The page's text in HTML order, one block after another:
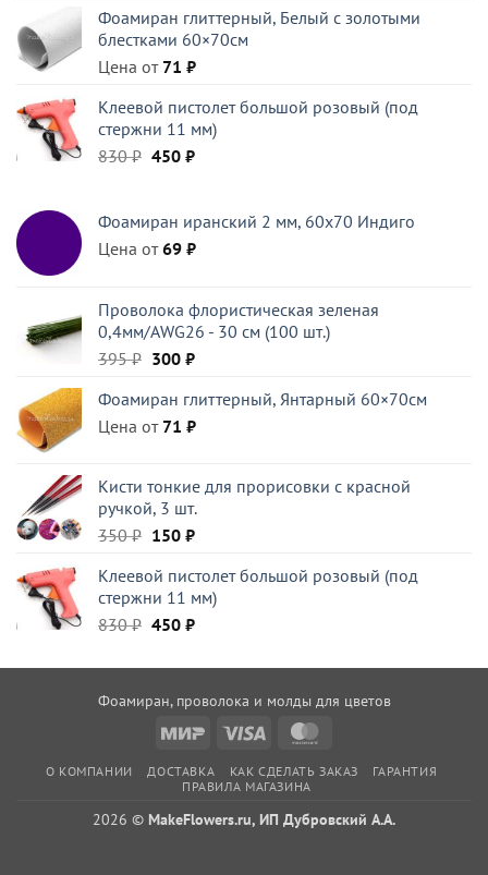
составляла
396 ₽.
355 ₽.
Фоамиран глиттерный, Белый c золотыми
блестками 60×70см
Цена от 71 ₽
Клеевой пистолет большой розовый (под
стержни 11 мм)
830₽ Первоначальная
830 ₽.
450 ₽Текущая
Фоамиран иранский 2 мм, 60х70 Индиго
Цена от69 ₽
Проволока флористическая зеленая
0,4мм/AWG26 - 30 см (100 шт.)
395₽ Первоначальная
составляла
395 ₽.
300 ₽Текущая
300 ₽.
Фоамиран глиттерный, Янтарный 60×70см
Цена от 71 ₽
Кисти тонкие для прорисовки с красной
ручкой, 3 шт.
350₽ Первоначальная
составляла
350 ₽.
150 ₽Текущая
150 ₽.
Клеевой пистолет большой розовый (под
стержни 11 мм)
830₽ Первоначальная
составляла
450 ₽Текущая
450 ₽.
Фоамиран, проволока и молды для цветов
Mir
Visa
О КОМПАНИИ ДОСТАВКА КАК СДЕЛАТЬ ЗАКАЗ
ГАРАНТИЯ
ПРАВИЛА МАГАЗИНА
2026 © MakeFlowers.ru, ИП Дубровский А.А.